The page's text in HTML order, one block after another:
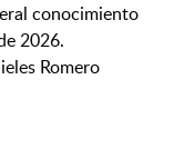
conocimiento
2026.
Romero